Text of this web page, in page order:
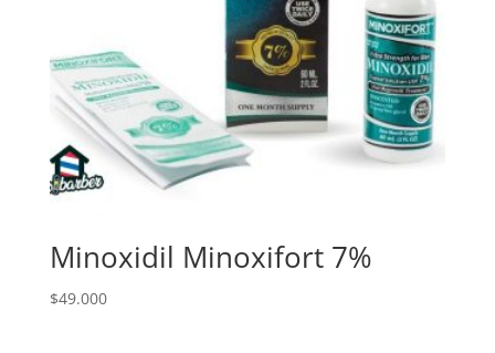
Minoxidil Minoxifort 7%
$49.000